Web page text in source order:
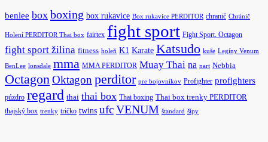
benlee box boxing box rukavice Box rukavice PERDITOR chranič Chránič
Holení PERDITOR Thai box fairtex fight sport Fight Sport. Octagon
fight sport žilina fitness holeň K1 Karate Katsudo kuše Legíny Venum
BenLee lonsdale mma MMA PERDITOR Muay Thai na nart Nebbia
OctagonOktagon perditor pre bojovníkov Profighter profighters
púzdro regard thai thai box Thai boxing Thai box trenky PERDITOR
thajský box trenky tričko twins ufcVENUM štandard šípy